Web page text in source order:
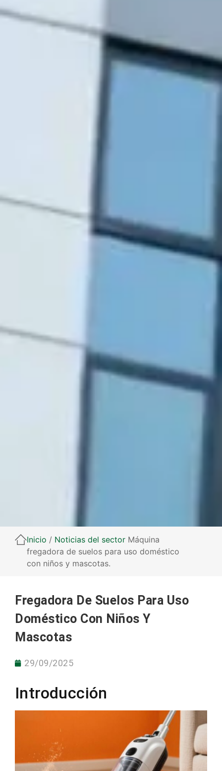
Inicio / Noticias del sector Máquina
fregadora de suelos para uso doméstico
con niños y mascotas.
Fregadora De Suelos Para Uso
Doméstico Con Niños Y
Mascotas
29/09/2025
Introducción